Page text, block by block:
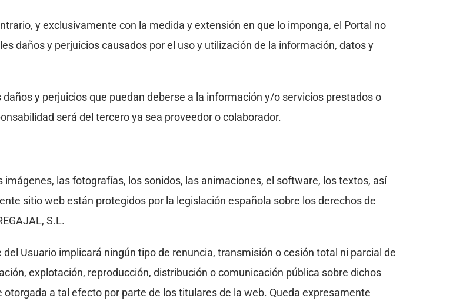
y exclusivamente con la medida y extensión en que lo imponga, el Portal no
daños y perjuicios causados por el uso y utilización de la información, datos y
y perjuicios que puedan deberse a la información y/o servicios prestados o
será del tercero ya sea proveedor o colaborador.
las fotografías, los sonidos, las animaciones, el software, los textos, así
sitio web están protegidos por la legislación española sobre los derechos de
S.L.
Usuario implicará ningún tipo de renuncia, transmisión o cesión total ni parcial de
explotación, reproducción, distribución o comunicación pública sobre dichos
a tal efecto por parte de los titulares de la web. Queda expresamente